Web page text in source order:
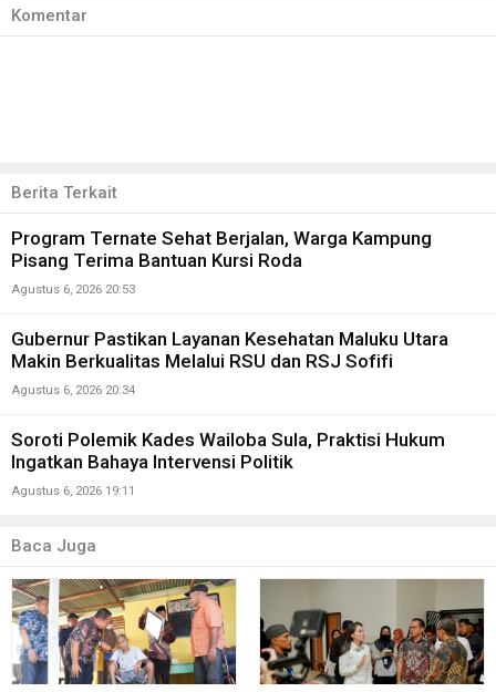
Komentar
Berita Terkait
Program Ternate Sehat Berjalan, Warga Kampung
Pisang Terima Bantuan Kursi Roda
Agustus 6, 2026 20:53
Gubernur Pastikan Layanan Kesehatan Maluku Utara
Makin Berkualitas Melalui RSU dan RSJ Sofifi
Agustus 6, 2026 20:34
Soroti Polemik Kades Wailoba Sula, Praktisi Hukum
Ingatkan Bahaya Intervensi Politik
Agustus 6, 2026 19:11
Baca Juga